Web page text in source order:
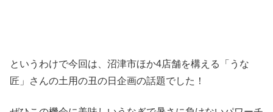
というわけで今回は、沼津市ほか4店舗を構える「うな
匠」さんの土用の丑の日企画の話題でした！